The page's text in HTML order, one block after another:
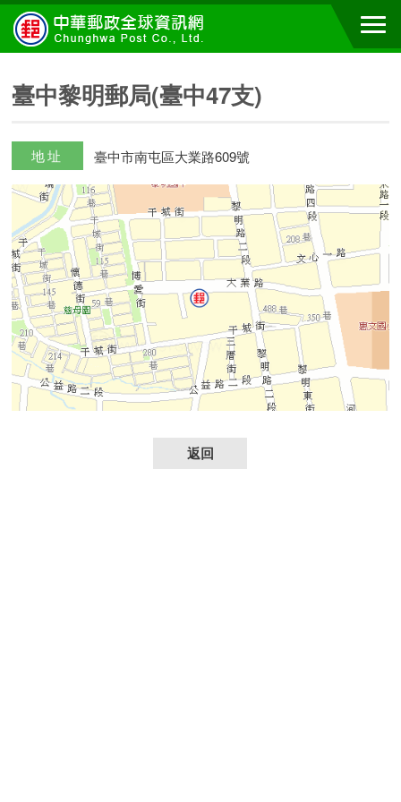
臺中黎明郵局(臺中47支)
地址 臺中市南屯區大業路609號